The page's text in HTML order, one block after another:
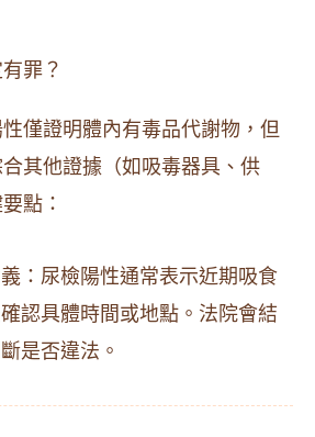
罪？
僅證明體內有毒品代謝物，但
其他證據（如吸毒器具、供
點：
：尿檢陽性通常表示近期吸食
認具體時間或地點。法院會結
是否違法。